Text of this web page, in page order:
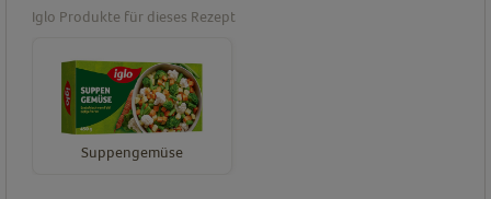
Iglo Produkte für dieses Rezept
Suppengemüse